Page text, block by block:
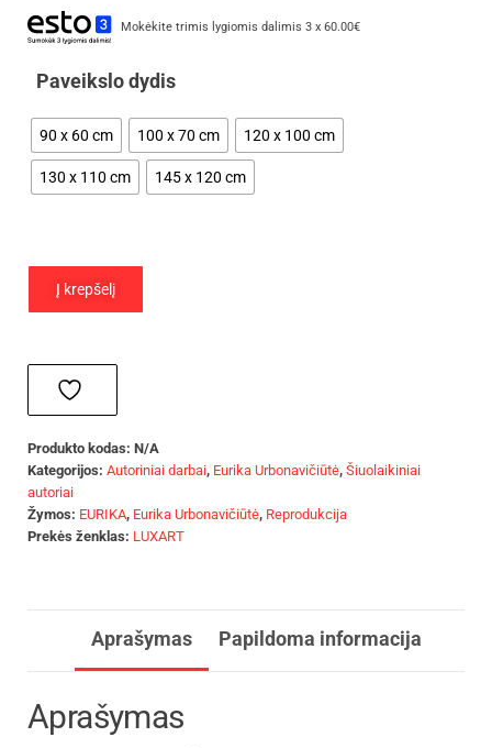
Mokėkite trimis lygiomis dalimis 3 x 60.00€
Paveikslo dydis
90 x 60 cm 100 x 70 cm 120 x 100 cm
130 x 110 cm 145 x 120 cm
Į krepšelį
Produkto kodas: N/A
Kategorijos: Autoriniai darbai, Eurika Urbonavičiūtė, Šiuolaikiniai
autoriai
Žymos: EURIKA, Eurika Urbonavičiūtė, Reprodukcija
Prekės ženklas: LUXART
Aprašymas Papildoma informacija
Aprašymas